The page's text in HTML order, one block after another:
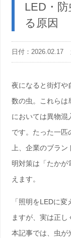
LED・
る原因
日付：2026.02.17
夜になると街灯や
数の虫。これらは
においては異物混
です。たった一匹
上、企業のブラ
明対策は「たかが
えます。
「照明をLEDに
ますが、実は正し
本記事では、虫が